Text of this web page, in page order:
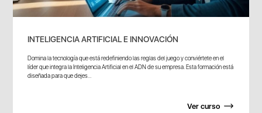
INTELIGENCIA ARTIFICIAL E INNOVACIÓN
Domina la tecnología que está redefiniendo las reglas del juego y conviértete en el
líder que integra la Inteligencia Artificial en el ADN de su empresa. Esta formación está
diseñada para que dejes...
Ver curso